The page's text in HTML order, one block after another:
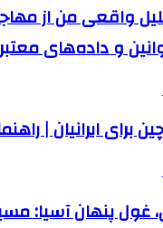
واقعی من از
و داده‌های معتبر
برای ایرانیان |
غول پنهان آسیا: